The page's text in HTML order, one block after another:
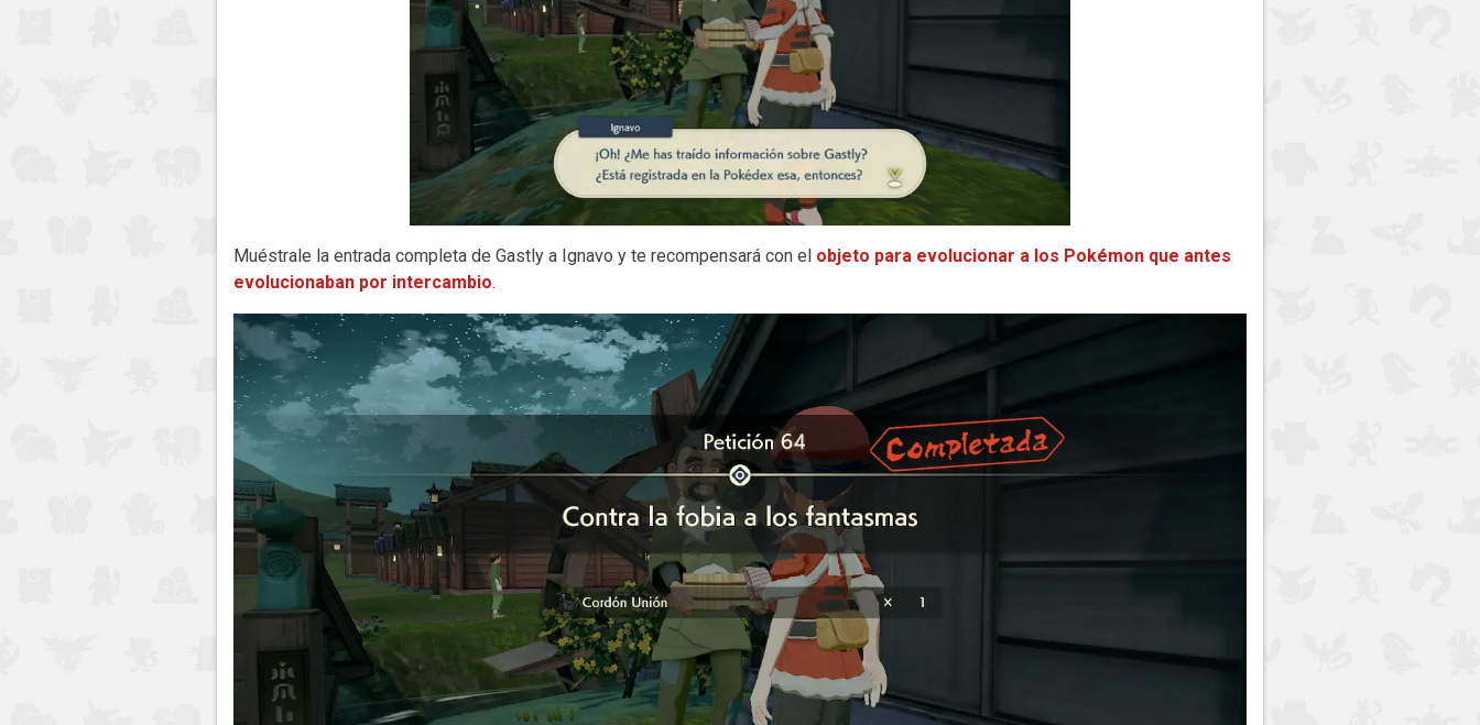
Muéstrale la entrada completa de Gastly a Ignavo y te recompensará con el objeto para evolucionar a los Pokémon que antes
evolucionaban por intercambio.